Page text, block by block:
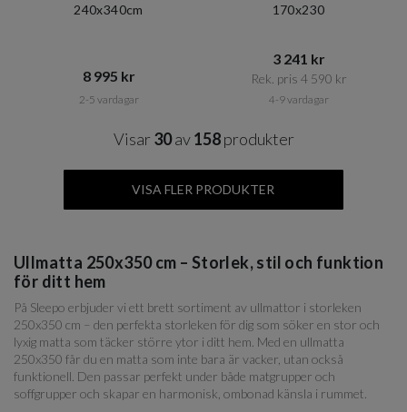
240x340cm
8 995 kr​​
2-5 vardagar
170x230
3 241 kr​​
Rek. pris 4 590 kr​​
4-9 vardagar
Visar 30av158produkter
VISA FLER PRODUKTER
Ullmatta 250x350 cm – Storlek, stil och funktion
för ditt hem
På Sleepo erbjuder vi ett brett sortiment av ullmattor i storleken
250x350 cm – den perfekta storleken för dig som söker en stor och
lyxig matta som täcker större ytor i ditt hem. Med en ullmatta
250x350 får du en matta som inte bara är vacker, utan också
funktionell. Den passar perfekt under både matgrupper och
soffgrupper och skapar en harmonisk, ombonad känsla i rummet.